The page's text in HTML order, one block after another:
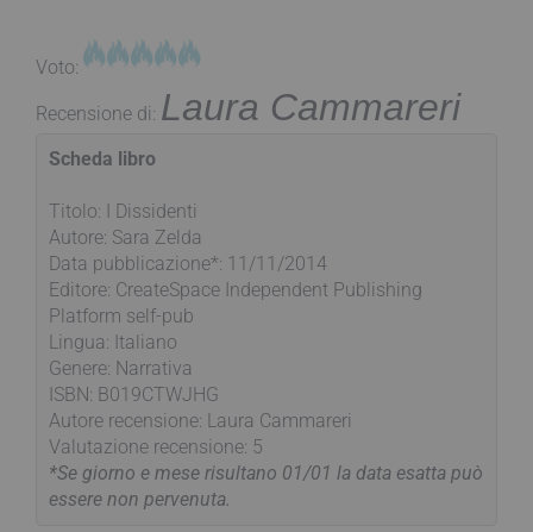
Voto:
Recensione di: Laura Cammareri
Scheda libro
Titolo: I Dissidenti
Autore: Sara Zelda
Data pubblicazione*: 11/11/2014
Editore: CreateSpace Independent Publishing
Platform self-pub
Lingua: Italiano
Genere: Narrativa
ISBN: B019CTWJHG
Autore recensione: Laura Cammareri
Valutazione recensione: 5
*Se giorno e mese risultano 01/01 la data esatta può
essere non pervenuta.